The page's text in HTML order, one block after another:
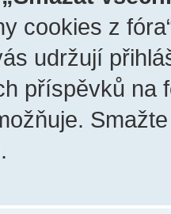
cookies z
udržují
příspěvků na